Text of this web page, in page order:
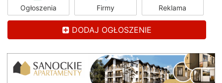
Ogłoszenia Firmy Reklama
DODAJ OGŁOSZENIE